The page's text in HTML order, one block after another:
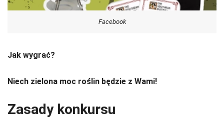
Facebook
Jak wygrać?
Niech zielona moc roślin będzie z Wami!
Zasady konkursu